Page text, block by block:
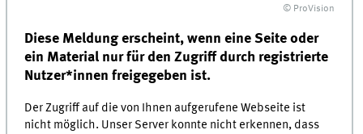
© ProVision
Diese Meldung erscheint, wenn eine Seite oder
ein Material nur für den Zugriff durch registrierte
Nutzer*innen freigegeben ist.
Der Zugriff auf die von Ihnen aufgerufene Webseite ist
nicht möglich. Unser Server konnte nicht erkennen, dass